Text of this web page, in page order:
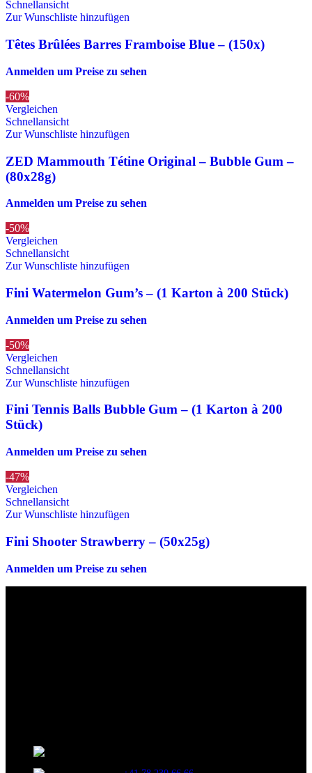
Schnellansicht
Zur Wunschliste hinzufügen
Têtes Brûlées Barres Framboise Blue – (150x)
Anmelden um Preise zu sehen
-60%
Vergleichen
Schnellansicht
Zur Wunschliste hinzufügen
ZED Mammouth Tétine Original – Bubble Gum –
(80x28g)
Anmelden um Preise zu sehen
-50%
Vergleichen
Schnellansicht
Zur Wunschliste hinzufügen
Fini Watermelon Gum’s – (1 Karton à 200 Stück)
Anmelden um Preise zu sehen
-50%
Vergleichen
Schnellansicht
Zur Wunschliste hinzufügen
Fini Tennis Balls Bubble Gum – (1 Karton à 200
Stück)
Anmelden um Preise zu sehen
-47%
Vergleichen
Schnellansicht
Zur Wunschliste hinzufügen
Fini Shooter Strawberry – (50x25g)
Anmelden um Preise zu sehen